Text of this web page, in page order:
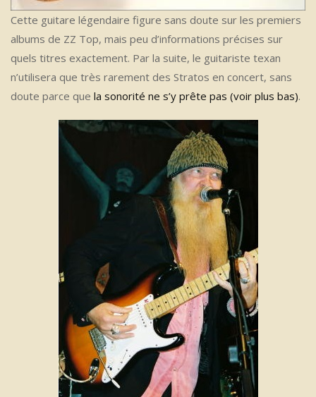
Cette guitare légendaire figure sans doute sur les premiers
albums de ZZ Top, mais peu d’informations précises sur
quels titres exactement. Par la suite, le guitariste texan
n’utilisera que très rarement des Stratos en concert, sans
doute parce que la sonorité ne s’y prête pas (voir plus bas).